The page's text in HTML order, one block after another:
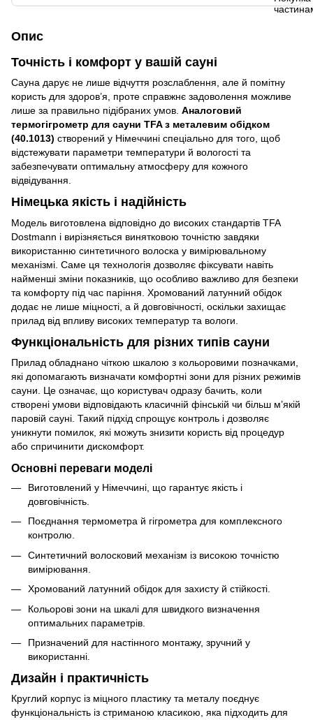
Опис
Точність і комфорт у вашій сауні
Сауна дарує не лише відчуття розслаблення, але й помітну
користь для здоров’я, проте справжнє задоволення можливе
лише за правильно підібраних умов. Аналоговий
термогігрометр для сауни TFA з металевим обідком
(40.1013) створений у Німеччині спеціально для того, щоб
відстежувати параметри температури й вологості та
забезпечувати оптимальну атмосферу для кожного
відвідування.
Німецька якість і надійність
Модель виготовлена відповідно до високих стандартів TFA
Dostmann і вирізняється винятковою точністю завдяки
використанню синтетичного волоска у вимірювальному
механізмі. Саме ця технологія дозволяє фіксувати навіть
найменші зміни показників, що особливо важливо для безпеки
та комфорту під час паріння. Хромований латунний обідок
додає не лише міцності, а й довговічності, оскільки захищає
прилад від впливу високих температур та вологи.
Функціональність для різних типів сауни
Прилад обладнано чіткою шкалою з кольоровими позначками,
які допомагають визначати комфортні зони для різних режимів
сауни. Це означає, що користувач одразу бачить, коли
створені умови відповідають класичній фінській чи більш м’якій
паровій сауні. Такий підхід спрощує контроль і дозволяє
уникнути помилок, які можуть знизити користь від процедур
або спричинити дискомфорт.
Основні переваги моделі
Виготовлений у Німеччині, що гарантує якість і
довговічність.
Поєднання термометра й гігрометра для комплексного
контролю.
Синтетичний волосковий механізм із високою точністю
вимірювання.
Хромований латунний обідок для захисту й стійкості.
Кольорові зони на шкалі для швидкого визначення
оптимальних параметрів.
Призначений для настінного монтажу, зручний у
використанні.
Дизайн і практичність
Круглий корпус із міцного пластику та металу поєднує
функціональність із стриманою класикою, яка підходить для